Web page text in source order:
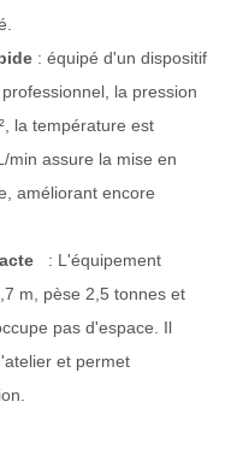
: équipé d'un dispositif
la pression
la température est
assure la mise en
améliorant encore
: L'équipement
m, pèse 2,5 tonnes et
pas d'espace. Il
et permet